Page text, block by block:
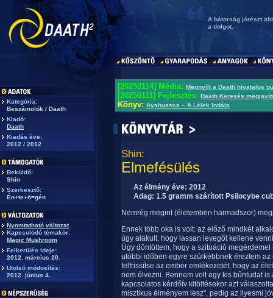
A bátorság jórészt
a dolgot.
Kategória:
Beszámolók / Daath
Kiadó:
Daath
Kiadás éve:
2012 / 2012
Beküldő:
Shin
Szerkesztő:
Én+te+ö=gén
Nyomtatható változat
Kapcsolódó témakör:
Magic Mushroom
Felkerülés ideje:
2012. március 20.
Utolsó módosítás:
2012. június 4.
[20250114] Média: Megnyílt a Daath hivatalos
[20250111] Fejlesztés: Daath Keresés
Könyv: Ayahuasca – A Lélek Indája
Shin:
Elmefésülés
Az élmény éve: 2012
Adag: 1.5 gramm szárított Psilocybe
Nemrég megint (életemben harmadszor)
Ennek több oka is volt: az előző mindkét
úgy alakult, hogy lassan levegőt kellene
Úgy döntöttem, hogy a szituáció
utóbbi időben egyre szürkébbnek éreztem
felfrissítse az ember emlékezetét, hogy az
nem élvezni. Bennem volt egy kis bűntudat
kapcsolatos kérdőív kitöltésekor azt
misztikus élményem lesz", pedig az ilyesmi